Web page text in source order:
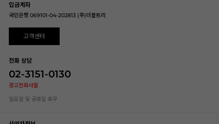
입금계좌
국민은행 069101-04-202813 (주)더블트리
고객센터
전화 상담
02-3151-0130
광고전화사절
일요일 및 공휴일 휴무